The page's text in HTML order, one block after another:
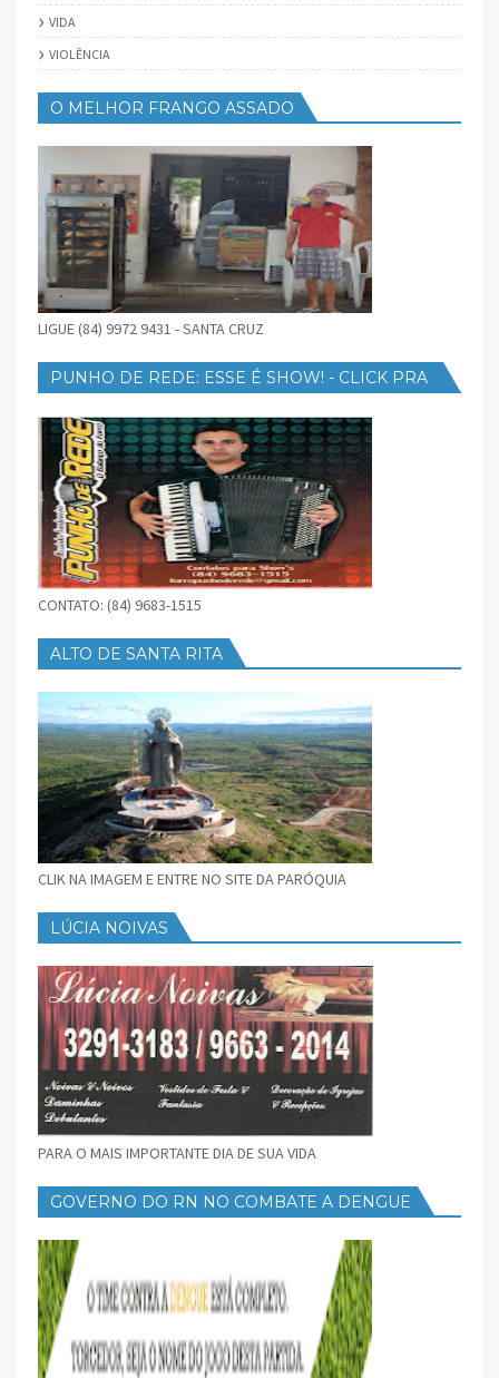
VIDA
VIOLÊNCIA
O MELHOR FRANGO ASSADO
LIGUE (84) 9972 9431 - SANTA CRUZ
PUNHO DE REDE: ESSE É SHOW! - CLICK PRA
CONTATO: (84) 9683-1515
ALTO DE SANTA RITA
CLIK NA IMAGEM E ENTRE NO SITE DA PARÓQUIA
LÚCIA NOIVAS
PARA O MAIS IMPORTANTE DIA DE SUA VIDA
GOVERNO DO RN NO COMBATE A DENGUE